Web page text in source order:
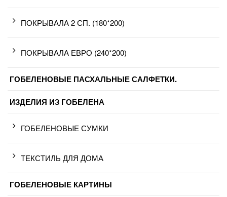
ПОКРЫВАЛА 2 СП. (180*200)
ПОКРЫВАЛА ЕВРО (240*200)
ГОБЕЛЕНОВЫЕ ПАСХАЛЬНЫЕ САЛФЕТКИ.
ИЗДЕЛИЯ ИЗ ГОБЕЛЕНА
ГОБЕЛЕНОВЫЕ СУМКИ
ТЕКСТИЛЬ ДЛЯ ДОМА
ГОБЕЛЕНОВЫЕ КАРТИНЫ